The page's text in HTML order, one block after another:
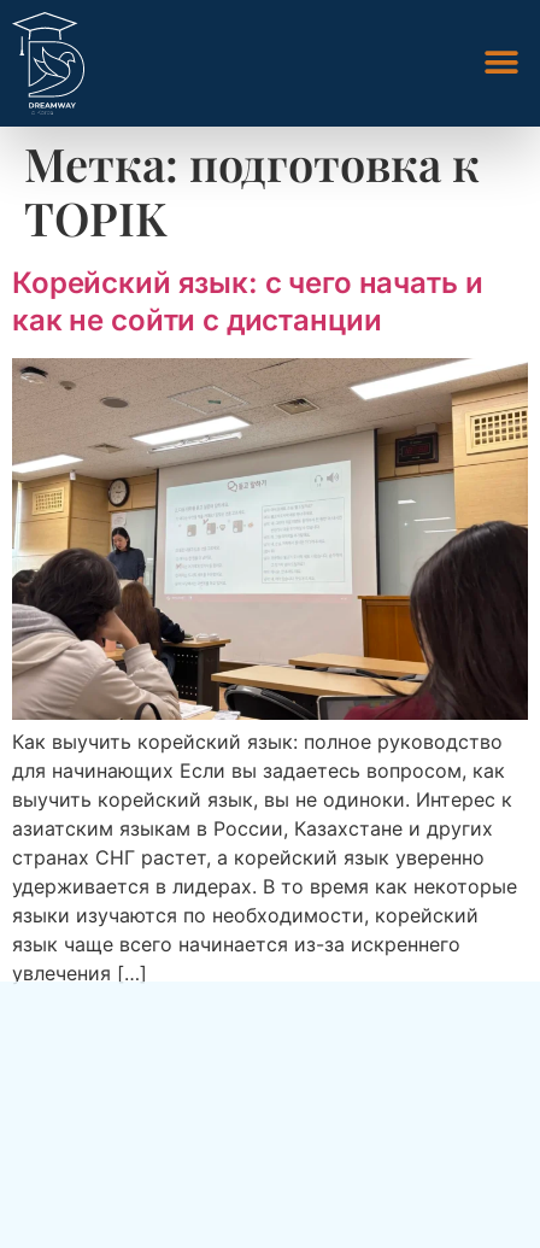
Метка:подготовка к
TOPIK
Корейский язык: с чего начать и
как не сойти с дистанции
Как выучить корейский язык: полное руководство
для начинающих Если вы задаетесь вопросом, как
выучить корейский язык, вы не одиноки. Интерес к
азиатским языкам в России, Казахстане и других
странах СНГ растет, а корейский язык уверенно
удерживается в лидерах. В то время как некоторые
языки изучаются по необходимости, корейский
язык чаще всего начинается из-за искреннего
увлечения […]